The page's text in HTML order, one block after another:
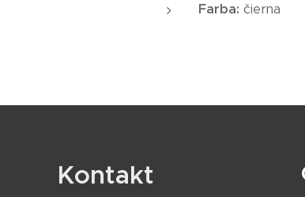
Farba: čierna
Kontakt